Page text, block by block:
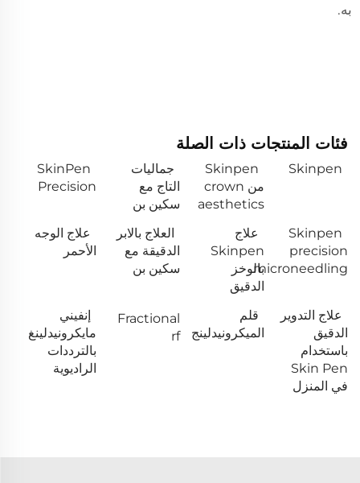
به.
فئات المنتجات ذات الصلة
Skinpen
Skinpen
من crown
aesthetics
جماليات
التاج مع
سكين بن
SkinPen
Precision
Skinpen
precision
microneedling
علاج
Skinpen
بالوخز
الدقيق
العلاج بالابر
الدقيقة مع
سكين بن
علاج الوجه
الأحمر
علاج التدوير
الدقيق
باستخدام
Skin Pen
في المنزل
قلم
الميكرونيدلينج
Fractional
rf
إنفيني
مايكرونيدلينغ
بالترددات
الراديوية